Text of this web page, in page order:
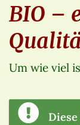
BIO –
Um wie viel